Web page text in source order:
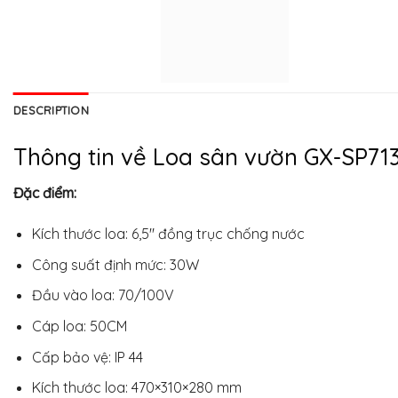
DESCRIPTION
Thông tin về Loa sân vườn GX-
Đặc điểm:
Kích thước loa: 6,5″ đồng trục chống nước
Công suất định mức: 30W
Đầu vào loa: 70/100V
Cáp loa: 50CM
Cấp bảo vệ: IP 44
Kích thước loa: 470×310×280 mm